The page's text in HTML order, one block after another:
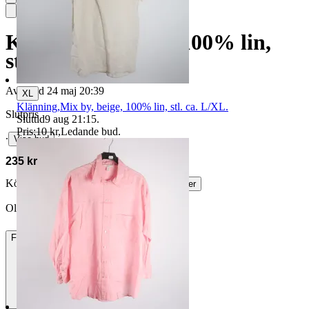
Klänning, Gossip, 100% lin,
stl. L
Avslutad 24 maj 20:39
Slutpris
∙ Visa bud
235 kr
Köparskydd är valfritt hos företag.
Läs mer
Ollietreasures181 vann auktionen
Frakt 84 kr DSV
XL
Klänning,Mix by, beige, 100% lin, stl. ca. L/XL.
Sluttid9 aug 21:15.
Pris:10 kr,Ledande bud.